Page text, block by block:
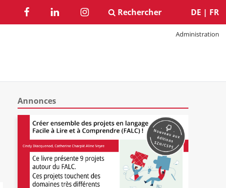
Administration
DE | FR
Rechercher
Annonces